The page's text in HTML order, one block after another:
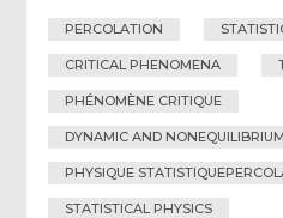
PERCOLATION
CRITICAL PHENOMENA
PHÉNOMÈNE CRITIQUE
DYNAMIC AND
PHYSIQUE
STATISTICAL PHYSICS